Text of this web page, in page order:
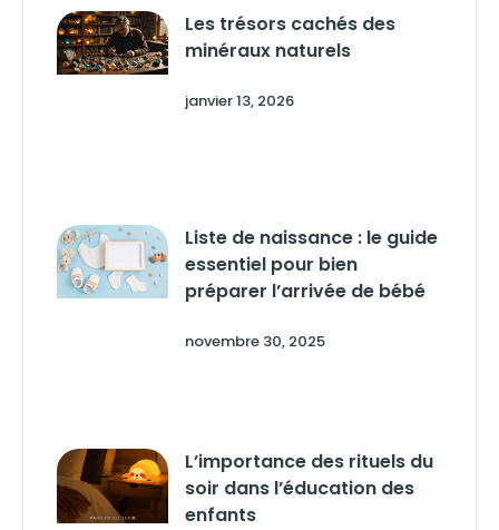
Les trésors cachés des
minéraux naturels
janvier 13, 2026
Liste de naissance : le guide
essentiel pour bien
préparer l’arrivée de bébé
novembre 30, 2025
L’importance des rituels du
soir dans l’éducation des
enfants